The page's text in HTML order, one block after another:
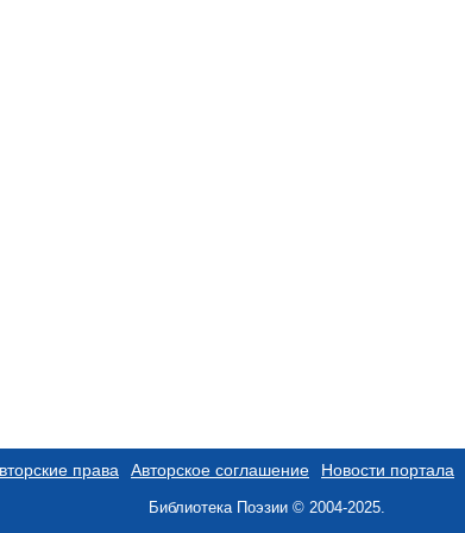
права Авторское соглашение Новости портала
Библиотека Поэзии © 2004-2025.